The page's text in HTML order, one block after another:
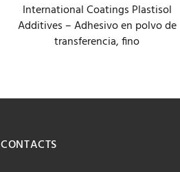
International Coatings Plastisol
Additives – Adhesivo en polvo de
transferencia, fino
CONTACTS